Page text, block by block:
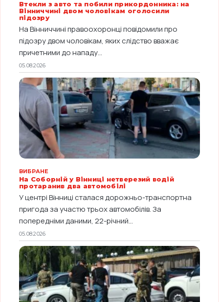
Втекли з авто та побили прикордонника: на
Вінниччині двом чоловікам оголосили
підозру
На Вінниччині правоохоронці повідомили про
підозру двом чоловікам, яких слідство вважає
причетними до нападу...
05.08.2026
ВИБРАНЕ
На Соборній у Вінниці нетверезий водій
протаранив два автомобілі
У центрі Вінниці сталася дорожньо-транспортна
пригода за участю трьох автомобілів. За
попередніми даними, 22-річний...
05.08.2026